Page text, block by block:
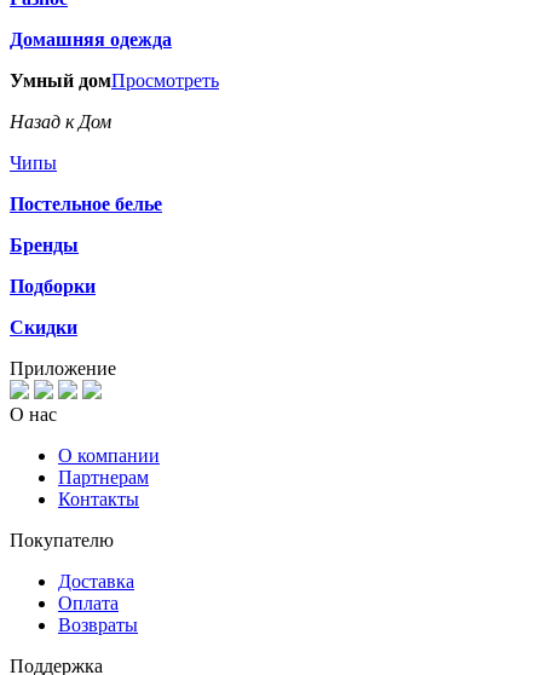
Домашняя одежда
Умный домПросмотреть
Назад к Дом
Чипы
Постельное белье
Бренды
Подборки
Скидки
Приложение
О нас
О компании
Партнерам
Контакты
Покупателю
Доставка
Оплата
Возвраты
Поддержка